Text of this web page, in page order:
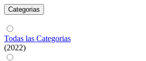
Categorias
Todas las Categorias
(2022)